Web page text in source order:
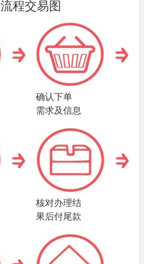
流程交易图
确认下单
需求及信息
核对办理结
果后付尾款